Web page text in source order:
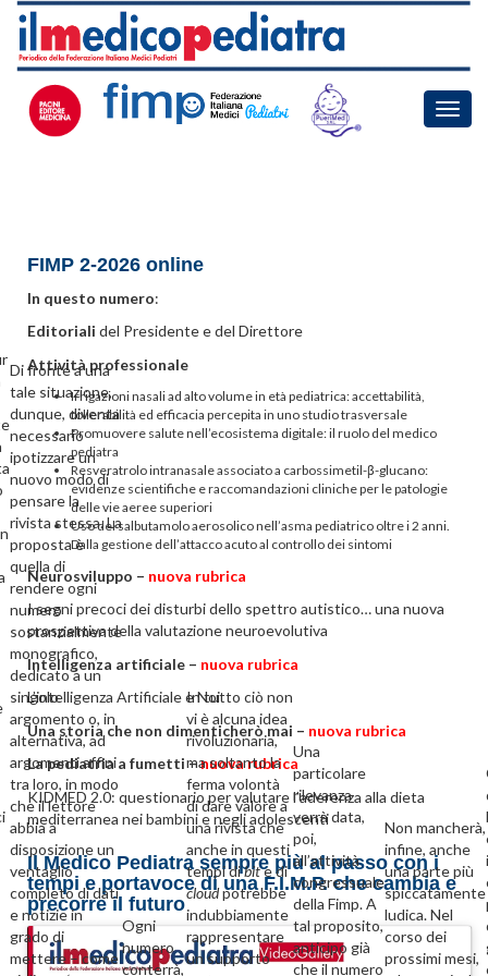
Toggle
FIMP 2-2026 online
In questo numero:
Editoriali del Presidente e del Direttore
Attività professionale
Irrigazioni nasali ad alto volume in età pediatrica: accettabilità,
tollerabilità ed efficacia percepita in uno studio trasversale
Promuovere salute nell’ecosistema digitale: il ruolo del medico
pediatra
Resveratrolo intranasale associato a carbossimetil-β-glucano:
evidenze scientifiche e raccomandazioni cliniche per le patologie
delle vie aeree superiori
Uso del salbutamolo aerosolico nell’asma pediatrico oltre i 2 anni.
Dalla gestione dell’attacco acuto al controllo dei sintomi
Neurosviluppo – nuova rubrica
I segni precoci dei disturbi dello spettro autistico… una nuova
prospettiva della valutazione neuroevolutiva
Intelligenza artificiale – nuova rubrica
L’intelligenza Artificiale e Noi
Una storia che non dimenticherò mai – nuova rubrica
La pediatria a fumetti –nuova rubrica
KIDMED 2.0: questionario per valutare l’aderenza alla dieta
mediterranea nei bambini e negli adolescenti
Il Medico Pediatra sempre più al passo con i
tempi e portavoce di una F.I.M.P. che cambia e
precorre il futuro
Di fronte a una
tale situazione,
dunque, diventa
necessario
ipotizzare un
nuovo modo di
pensare la
rivista stessa. La
proposta è
quella di
rendere ogni
numero
sostanzialmente
monografico,
dedicato a un
singolo
argomento o, in
alternativa, ad
argomenti affini
tra loro, in modo
che il lettore
abbia a
disposizione un
ventaglio
completo di dati
e notizie in
grado di
mettere – come
Ogni
numero
conterrà,
In tutto ciò non
vi è alcuna idea
rivoluzionaria,
ma soltanto la
ferma volontà
di dare valore a
una rivista che
anche in questi
tempi dibite di
cloudpotrebbe
indubbiamente
rappresentare
un supporto
Una
particolare
rilevanza
verrà data,
poi,
all’attività
congressuale
della Fimp. A
tal proposito,
anticipo già
che il numero
Non mancherà,
infine, anche
una parte più
spiccatamente
ludica. Nel
corso dei
prossimi mesi,